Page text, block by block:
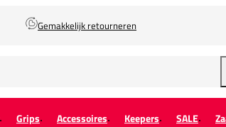
Gemakkelijk retourneren
Grips Accessoires Keepers SALE